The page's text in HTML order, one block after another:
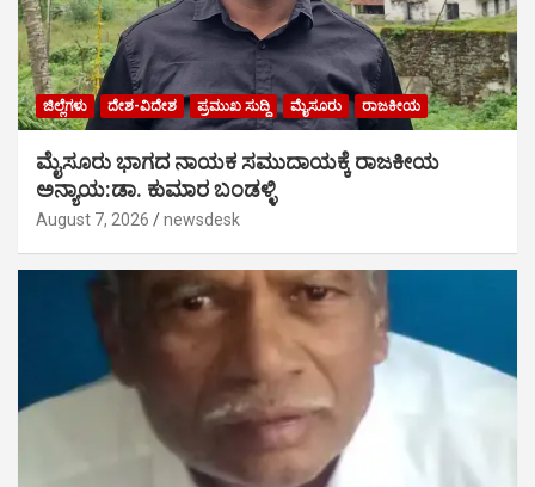
ಜಿಲ್ಲೆಗಳು ದೇಶ-ವಿದೇಶ ಪ್ರಮುಖ ಸುದ್ದಿ ಮೈಸೂರು ರಾಜಕೀಯ
ಮೈಸೂರು ಭಾಗದ ನಾಯಕ ಸಮುದಾಯಕ್ಕೆ ರಾಜಕೀಯ
ಅನ್ಯಾಯ:ಡಾ. ಕುಮಾರ ಬಂಡಳ್ಳಿ
August 7, 2026 newsdesk